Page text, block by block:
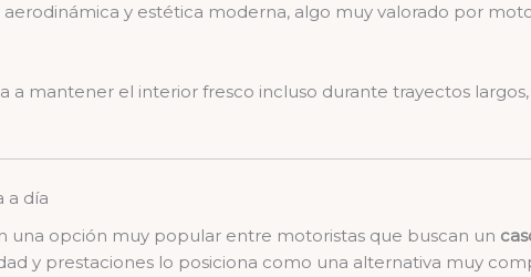
y estética moderna, algo muy valorado por
a mantener el interior fresco incluso durante trayectos
a día
una opción muy popular entre motoristas que buscan un
y prestaciones lo posiciona como una alternativa muy